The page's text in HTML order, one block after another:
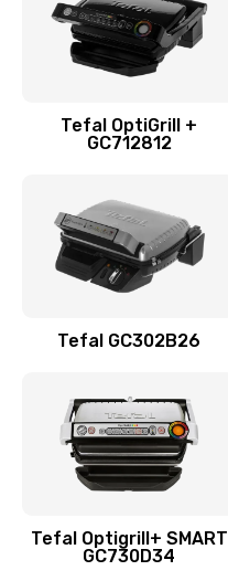
Tefal OptiGrill +
GC712812
Tefal GC302B26
Tefal Optigrill+ SMART
GC730D34